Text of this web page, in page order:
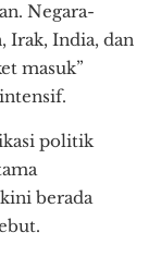
Negara-
Irak, India, dan
masuk”
politik
berada